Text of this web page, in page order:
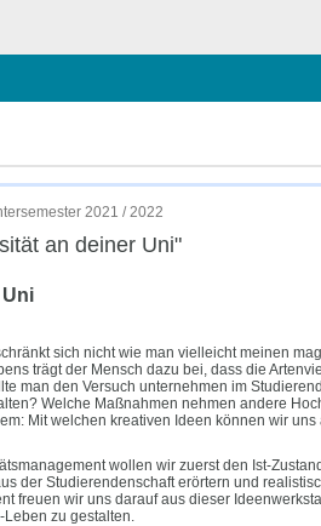
2021 / 2022
an deiner Uni"
sich nicht wie man vielleicht meinen
trägt der Mensch dazu bei, dass die
man den Versuch unternehmen im
Welche Maßnahmen nehmen andere
Mit welchen kreativen Ideen können wir
wollen wir zuerst den Ist-
der Studierendenschaft erörtern und
freuen wir uns darauf aus dieser
zu gestalten.